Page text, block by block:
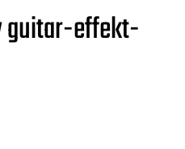
guitar-effekt-